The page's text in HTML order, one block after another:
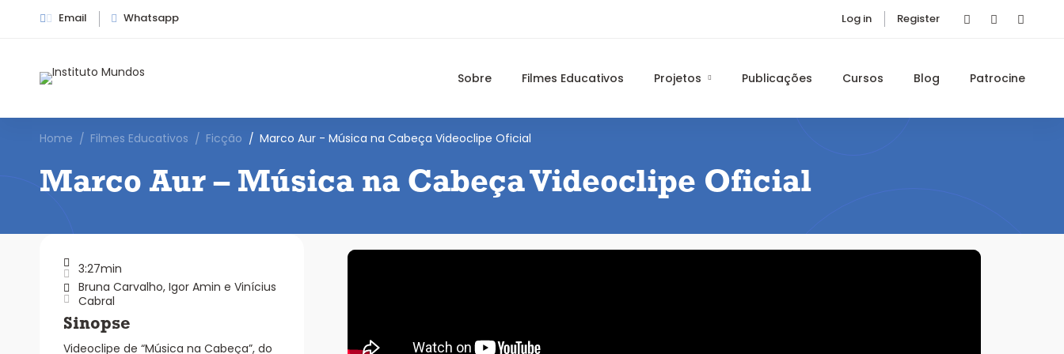
Email Whatsapp Log in Register
Sobre Filmes Educativos Projetos Publicações Cursos Blog Patrocine
Home Filmes Educativos Ficção Marco Aur - Música na Cabeça Videoclipe Oficial
Marco Aur – Música na Cabeça Videoclipe Oficial
3:27min
Bruna Carvalho, Igor Amin e Vinícius
Cabral
Sinopse
Videoclipe de “Música na Cabeça”, do